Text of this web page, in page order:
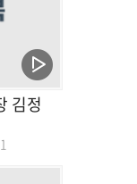
김정